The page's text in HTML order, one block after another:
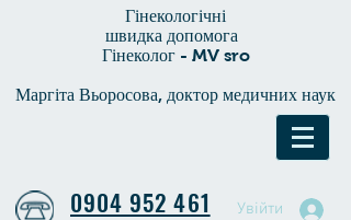
Гінекологічні
швидка допомога
Гінеколог - MV sro
Маргіта Вьоросова, доктор медичних наук
0904 952 461 Увійти